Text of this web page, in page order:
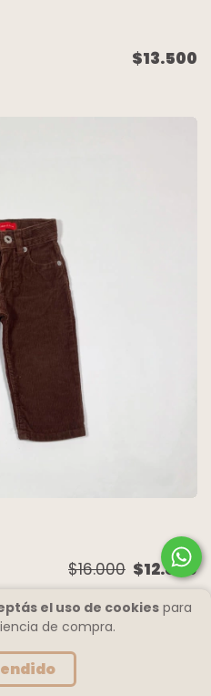
el uso de cookies para
de compra.
$13.500
$16.000 $12.800